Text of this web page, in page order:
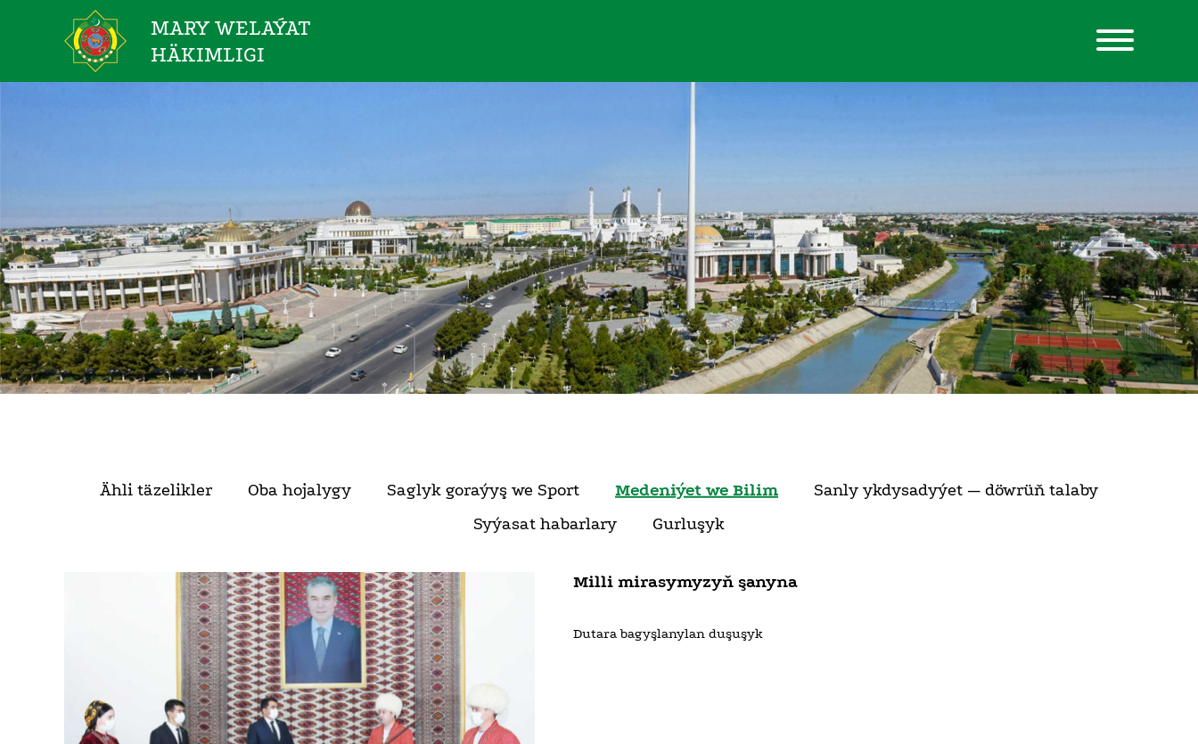
MARY WELAÝAT
HÄKIMLIGI
Ähli täzelikler Oba hojalygy Saglyk goraýyş we Sport Medeniýet we Bilim
Sanly ykdysadyýet — döwrüň talaby
Syýasat habarlary
Gurluşyk
Milli mirasymyzyň şanyna
Dutara bagyşlanylan duşuşyk